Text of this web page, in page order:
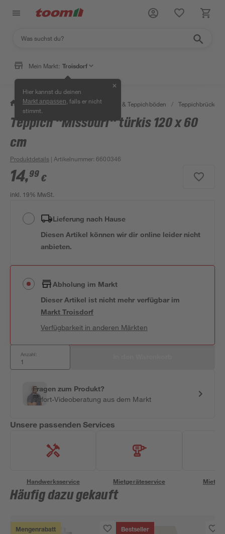
Mein Markt: Troisdorf
Hier kannst du deinen
Markt anpassen , falls er nicht
stimmt.
✕
/ Wohnen & Haushalt / Teppiche & Teppichböden / Teppichbrücken
Teppich "Missouri" türkis 120 x 60
cm
Produktdetails | Artikelnummer:6600346
14,99 €
inkl. 19% MwSt.
Lieferung nach Hause
Diesen Artikel können wir dir online leider nicht
anbieten.
Abholung im Markt
Dieser Artikel ist nicht mehr verfügbar im
MarktTroisdorf
Verfügbarkeit in anderen Märkten
Anzahl:
Fragen zum Produkt?
Sofort-Videoberatung aus dem Markt
Unsere passenden Services
Handwerksservice Mietgeräteservice
Häufig dazu gekauft
Mengenrabatt Bestseller